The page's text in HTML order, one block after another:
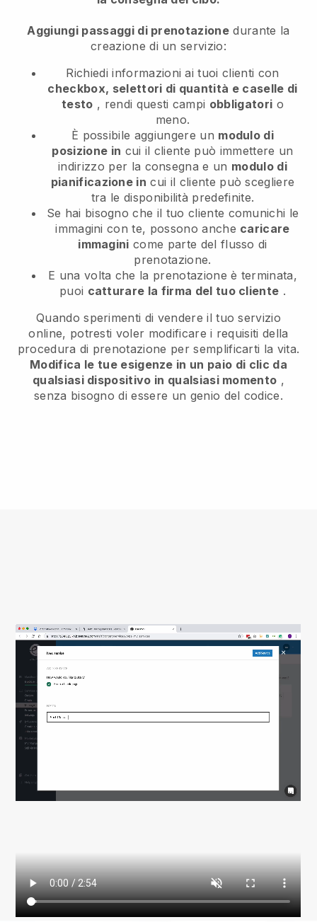
Aggiungi passaggi di prenotazione durante la
creazione di un servizio:
Richiedi informazioni ai tuoi clienti con
checkbox, selettori di quantità e caselle di
testo , rendi questi campi obbligatori o
meno.
È possibile aggiungere un modulo di
posizione in cui il cliente può immettere un
indirizzo per la consegna e un modulo di
pianificazione in cui il cliente può scegliere
tra le disponibilità predefinite.
Se hai bisogno che il tuo cliente comunichi le
immagini con te, possono anche caricare
immagini come parte del flusso di
prenotazione.
E una volta che la prenotazione è terminata,
puoi catturare la firma del tuo cliente .
Quando sperimenti di vendere il tuo servizio
online, potresti voler modificare i requisiti della
procedura di prenotazione per semplificarti la vita.
Modifica le tue esigenze in un paio di clic da
qualsiasi dispositivo in qualsiasi momento ,
senza bisogno di essere un genio del codice.